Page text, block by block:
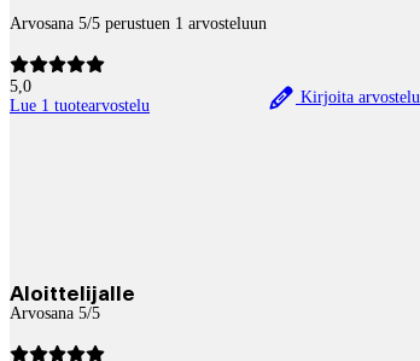
Arvosana 5/5 perustuen 1 arvosteluun
5,0
Lue 1 tuotearvostelu
Kirjoita arvostelu
Aloittelijalle
Arvosana 5/5